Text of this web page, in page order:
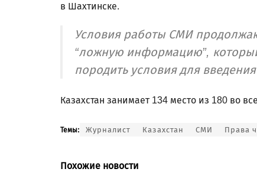
в Шахтинске.
Условия работы СМИ
“ложную информацию”,
породить условия для
Казахстан занимает 134 место из 180 во
Темы: Журналист Казахстан СМИ Права
Похожие новости